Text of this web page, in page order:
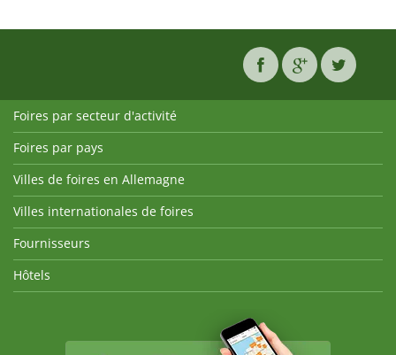
Foires par secteur d'activité
Foires par pays
Villes de foires en Allemagne
Villes internationales de foires
Fournisseurs
Hôtels